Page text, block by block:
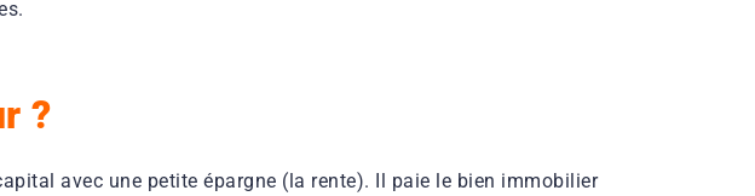
?
avec une petite épargne (la rente). Il paie le bien immobilier